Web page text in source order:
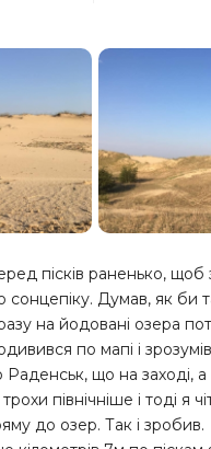
пісків раненько, щоб
сонцепіку. Думав, як би
на йодовані озера
по мапі і
Раденськ, що на заході, а
північніше і тоді я
до озер. Так і зробив.